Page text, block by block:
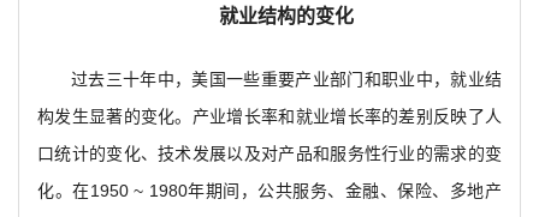
就业结构的变化
过去三十年中，美国一些重要产业部门和职业中，就业结
构发生显著的变化。产业增长率和就业增长率的差别反映了人
口统计的变化、技术发展以及对产品和服务性行业的需求的变
化。在1950 ~ 1980年期间，公共服务、金融、保险、多地产